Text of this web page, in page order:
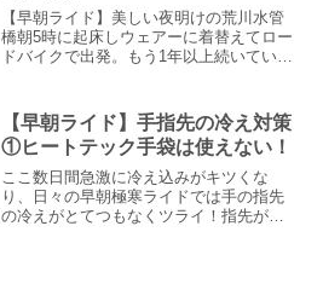
【早朝ライド】美しい夜明けの荒川水管
橋朝5時に起床しウェアーに着替えてロー
ドバイクで出発。もう1年以上続いている
と派手めのリアライトを点灯させて走
る。荒川の土手の上を...
【早朝ライド】手指先の冷え対策
①ヒートテック手袋は使えない！
ここ数日間急激に冷え込みがキツくな
り、日々の早朝極寒ライドでは手の指先
の冷えがとてつもなくツライ！指先が冷